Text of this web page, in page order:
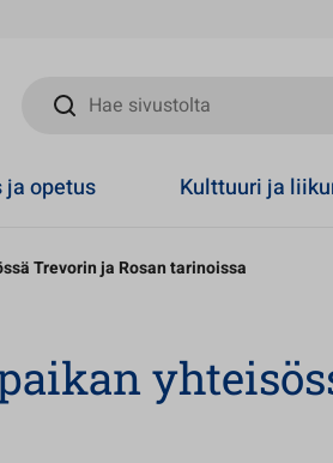
Hae sivustolta
ja opetus Kulttuuri ja
Trevorin ja Rosan tarinoissa